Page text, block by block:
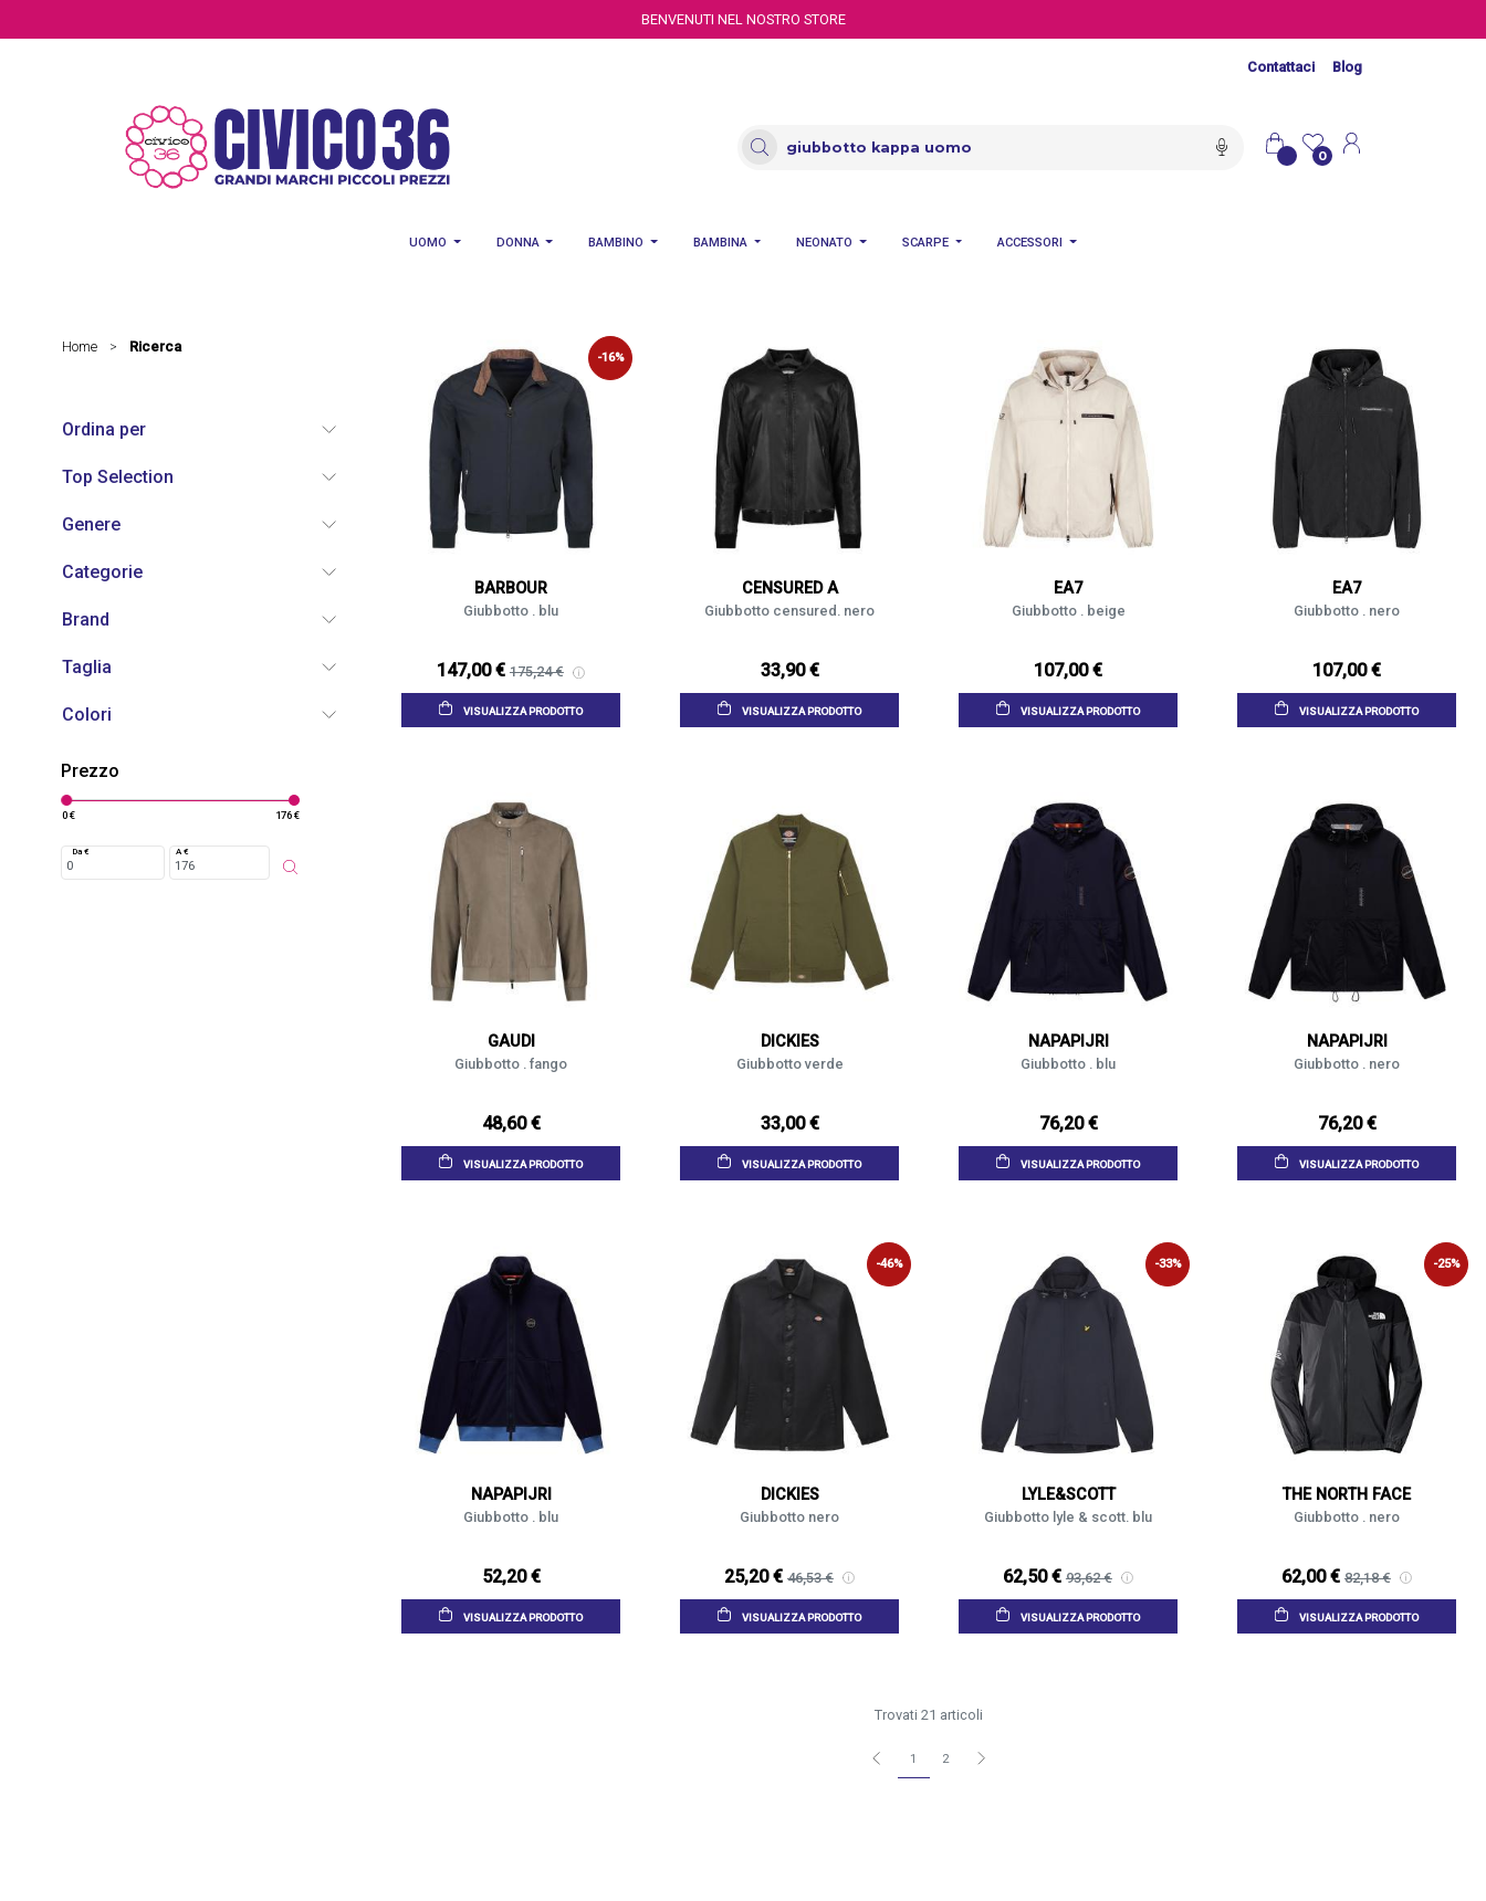
BENVENUTI NEL NOSTRO STORE
Contattaci Blog
0
UOMO DONNA BAMBINO BAMBINA NEONATO SCARPE ACCESSORI
Home > Ricerca
Ordina per
Top Selection
Genere
Categorie
Brand
Taglia
Colori
Prezzo
0 € 176 €
Da € A €
-16%
BARBOUR
Giubbotto . blu
147,00 € 175,24 €
VISUALIZZA PRODOTTO
CENSURED A
Giubbotto censured. nero
33,90 €
VISUALIZZA PRODOTTO
EA7
Giubbotto . beige
107,00 €
VISUALIZZA PRODOTTO
EA7
Giubbotto . nero
107,00 €
VISUALIZZA PRODOTTO
GAUDI
Giubbotto . fango
48,60 €
VISUALIZZA PRODOTTO
DICKIES
Giubbotto verde
33,00 €
VISUALIZZA PRODOTTO
NAPAPIJRI
Giubbotto . blu
76,20 €
VISUALIZZA PRODOTTO
NAPAPIJRI
Giubbotto . nero
76,20 €
VISUALIZZA PRODOTTO
NAPAPIJRI
Giubbotto . blu
52,20 €
VISUALIZZA PRODOTTO
-46%
DICKIES
Giubbotto nero
25,20 € 46,53 €
VISUALIZZA PRODOTTO
-33%
LYLE&SCOTT
Giubbotto lyle & scott. blu
62,50 € 93,62 €
VISUALIZZA PRODOTTO
-25%
THE NORTH FACE
Giubbotto . nero
62,00 € 82,18 €
VISUALIZZA PRODOTTO
Trovati 21 articoli
1 2